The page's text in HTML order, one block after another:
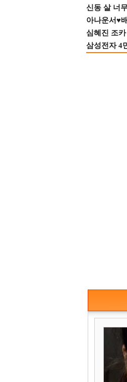
신동 살 너
아나운서♥
심혜진 조
삼성전자 4